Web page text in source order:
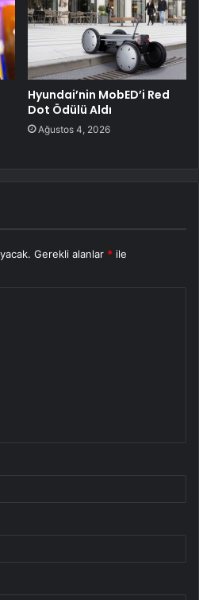
Hyundai’nin MobED’i Red
Dot Ödülü Aldı
Ağustos 4, 2026
Gerekli alanlar * ile